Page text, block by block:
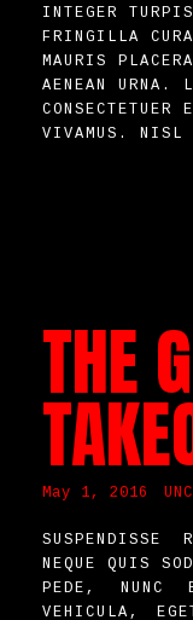
INTEGER
FRINGILLA
MAURIS
AENEAN URNA.
VIVAMUS. NISL
THE
May 1, 2016
NEQUE QUIS
PEDE, NUNC
VEHICULA,